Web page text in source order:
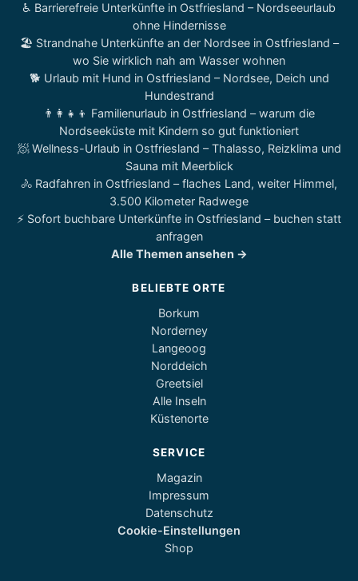
♿ Barrierefreie Unterkünfte in Ostfriesland – Nordseeurlaub
ohne Hindernisse
🏖️ Strandnahe Unterkünfte an der Nordsee in Ostfriesland –
wo Sie wirklich nah am Wasser wohnen
🐕 Urlaub mit Hund in Ostfriesland – Nordsee, Deich und
Hundestrand
👨‍👩‍👧‍👦 Familienurlaub in Ostfriesland – warum die
Nordseeküste mit Kindern so gut funktioniert
🧖 Wellness-Urlaub in Ostfriesland – Thalasso, Reizklima und
Sauna mit Meerblick
🚴 Radfahren in Ostfriesland – flaches Land, weiter Himmel,
3.500 Kilometer Radwege
⚡ Sofort buchbare Unterkünfte in Ostfriesland – buchen statt
anfragen
Alle Themen ansehen →
BELIEBTE ORTE
Borkum
Norderney
Langeoog
Norddeich
Greetsiel
Alle Inseln
Küstenorte
SERVICE
Magazin
Impressum
Datenschutz
Cookie-Einstellungen
Shop